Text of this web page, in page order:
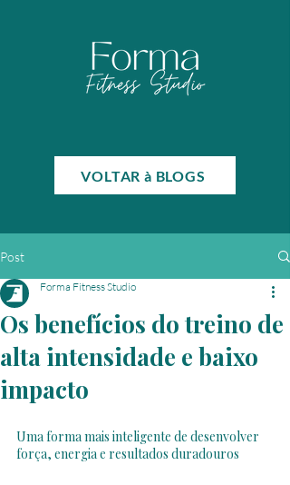
VOLTAR à BLOGS
Post
Os benefícios do treino de
alta intensidade e baixo
impacto
Forma Fitness Studio
Uma forma mais inteligente de desenvolver
força, energia e resultados duradouros